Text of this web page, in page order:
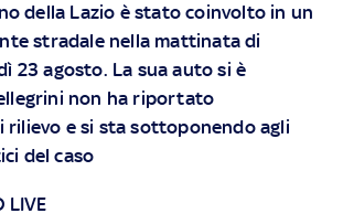
della Lazio è stato coinvolto in un
stradale nella mattinata di
23 agosto. La sua auto si è
non ha riportato
rilievo e si sta sottoponendo agli
del caso
LIVE